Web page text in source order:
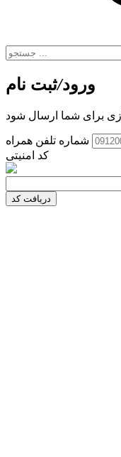
ورود/ثبت نام
برای شما ارسال شود
کد امنیتی
دریافت کد